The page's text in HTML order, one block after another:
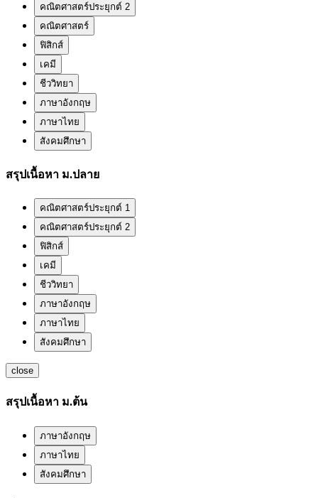
คณิตศาสตร์ประยุกต์ 2
คณิตศาสตร์
ฟิสิกส์
เคมี
ชีววิทยา
ภาษาอังกฤษ
ภาษาไทย
สังคมศึกษา
สรุปเนื้อหา ม.ปลาย
คณิตศาสตร์ประยุกต์ 1
คณิตศาสตร์ประยุกต์ 2
ฟิสิกส์
เคมี
ชีววิทยา
ภาษาอังกฤษ
ภาษาไทย
สังคมศึกษา
close
สรุปเนื้อหา ม.ต้น
ภาษาอังกฤษ
ภาษาไทย
สังคมศึกษา